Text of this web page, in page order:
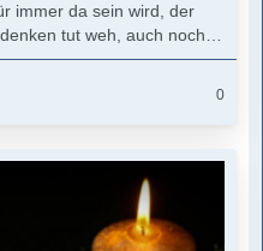
immer da sein wird, der
tut weh, auch noch…
0